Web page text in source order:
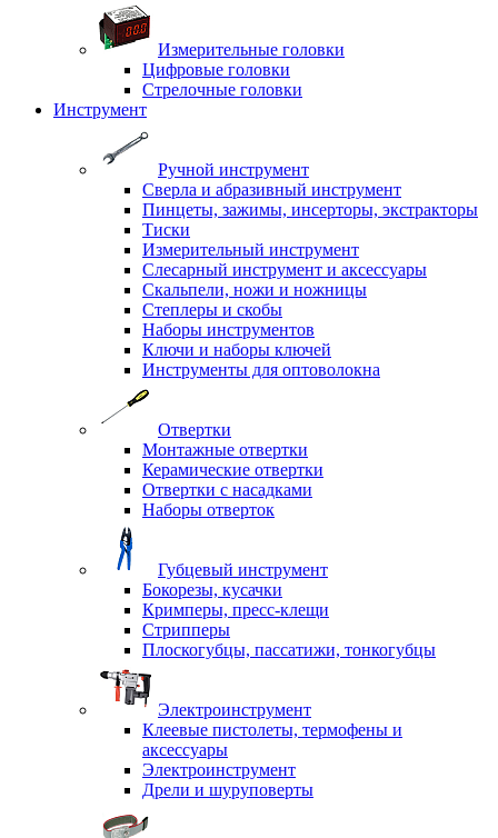
Измерительные головки
Цифровые головки
Стрелочные головки
Инструмент
Ручной инструмент
Сверла и абразивный инструмент
Пинцеты, зажимы, инсерторы, экстракторы
Тиски
Измерительный инструмент
Слесарный инструмент и аксессуары
Скальпели, ножи и ножницы
Степлеры и скобы
Наборы инструментов
Ключи и наборы ключей
Инструменты для оптоволокна
Отвертки
Монтажные отвертки
Керамические отвертки
Отвертки с насадками
Наборы отверток
Губцевый инструмент
Бокорезы, кусачки
Кримперы, пресс-клещи
Стрипперы
Плоскогубцы, пассатижи, тонкогубцы
Электроинструмент
Клеевые пистолеты, термофены и
аксессуары
Электроинструмент
Дрели и шуруповерты